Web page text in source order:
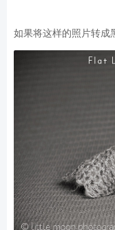
如果将这样的照片转成